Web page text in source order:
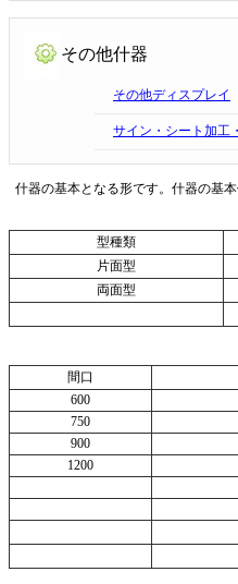
その他什器
その他ディスプレイ
サイン・シート加工
什器の基本となる形です。什器の基
型種類
片面型
両面型
間口
600
750
900
1200